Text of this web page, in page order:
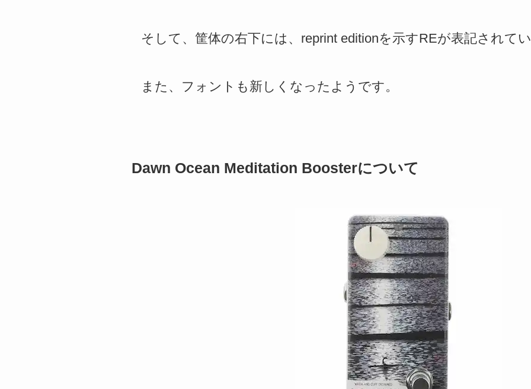
そして、筐体の右下には、reprint editionを示すREが表記されて
また、フォントも新しくなったようです。
Dawn Ocean Meditation Boosterについて